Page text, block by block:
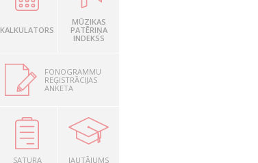
KALKULATORS
MŪZIKAS
PATĒRIŅA
INDEKSS
FONOGRAMMU
REĢISTRĀCIJAS
ANKETA
SATURA
JAUTĀJUMS